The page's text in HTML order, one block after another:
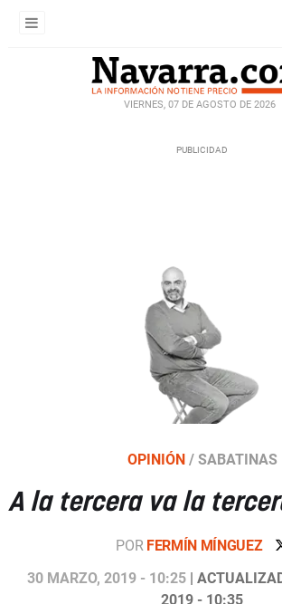
VIERNES, 07 DE AGOSTO DE 2026
OPINIÓN / SABATINAS
A la tercera va la
POR FERMÍN MÍNGUEZ
30 MARZO, 2019 - 10:25 |
2019 - 10:35